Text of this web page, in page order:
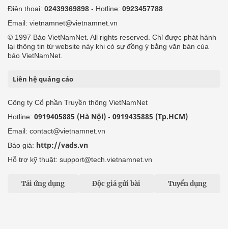
Điện thoại: 02439369898 - Hotline: 0923457788
Email: vietnamnet@vietnamnet.vn
© 1997 Báo VietNamNet. All rights reserved. Chỉ được phát hành
lại thông tin từ website này khi có sự đồng ý bằng văn bản của
báo VietNamNet.
Liên hệ quảng cáo
Công ty Cổ phần Truyền thông VietNamNet
Hotline: 0919405885 (Hà Nội) - 0919435885 (Tp.HCM)
Email: contact@vietnamnet.vn
Báo giá: http://vads.vn
Hỗ trợ kỹ thuật: support@tech.vietnamnet.vn
Tải ứng dụng Độc giả gửi bài Tuyển dụng